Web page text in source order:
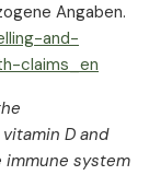
Angaben.
and-
claims_en
D and
system